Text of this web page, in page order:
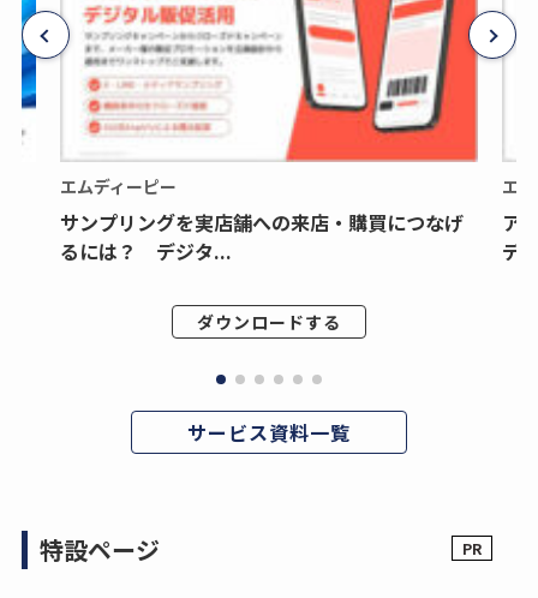
エムディーピー
サンプリングを実店舗への来店・購買につなげ
るには？ デジタ...
ダウンロードする
エ
ア
デ
サービス資料一覧
特設ページ